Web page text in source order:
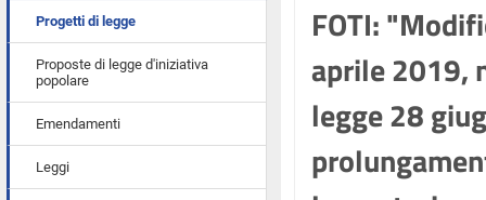
Progetti di legge
Proposte di legge d'iniziativa
popolare
Emendamenti
Leggi
FOTI:
aprile 2019,
legge 28